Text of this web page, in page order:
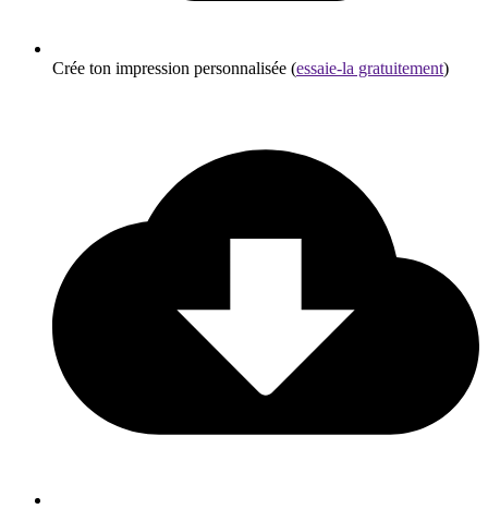
Crée ton impression personnalisée (essaie-la gratuitement)